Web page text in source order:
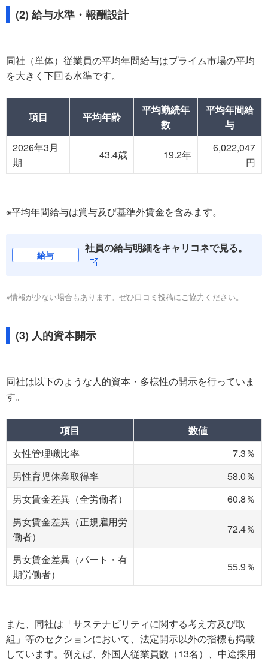
(2) 給与水準・報酬設計
同社（単体）従業員の平均年間給与はプライム市場の平均
を大きく下回る水準です。
項目 平均年齢
平均勤続年
数
平均年間給
与
2026年3月
期
43.4歳 19.2年
6,022,047
円
※平均年間給与は賞与及び基準外賃金を含みます。
給与
社員の給与明細をキャリコネで見る。
※情報が少ない場合もあります。ぜひ口コミ投稿にご協力ください。
(3) 人的資本開示
同社は以下のような人的資本・多様性の開示を行っていま
す。
項目
数値
女性管理職比率
7.3％
男性育児休業取得率
58.0％
男女賃金差異（全労働者）
60.8％
男女賃金差異（正規雇用労
働者）
72.4％
男女賃金差異（パート・有
期労働者）
55.9％
また、同社は「サステナビリティに関する考え方及び取
組」等のセクションにおいて、法定開示以外の指標も掲載
しています。例えば、外国人従業員数（13名）、中途採用